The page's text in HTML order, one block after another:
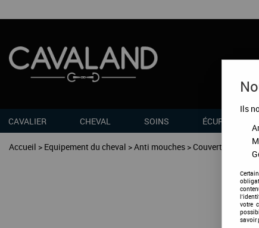
CAVALIER CHEVAL SOINS ÉCURIES
Accueil > Equipement du cheval >Anti mouches >Couverture anti-
Ils
votre
savoir